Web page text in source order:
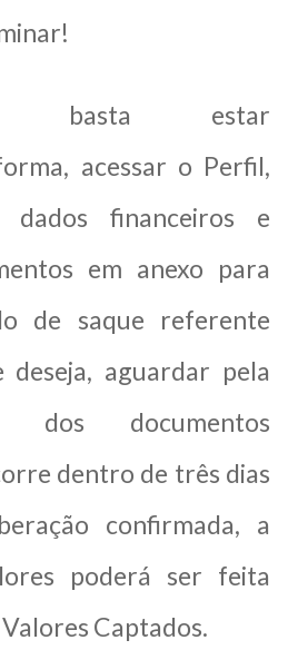
basta estar
acessar o Perfil,
dados financeiros e
em anexo para
de saque referente
deseja, aguardar pela
dos documentos
dentro de três dias
confirmada, a
poderá ser feita
Captados.